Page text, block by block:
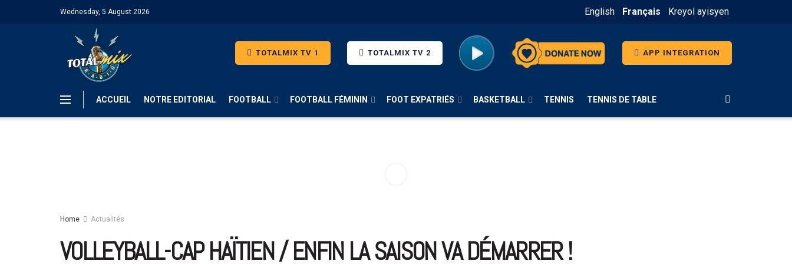
Wednesday, 5 August 2026 English Français Kreyol ayisyen
TOTALMIX TV 1 TOTALMIX TV 2 APP INTEGRATION
ACCUEIL NOTRE EDITORIAL FOOTBALL FOOTBALL FÉMININ FOOT EXPATRIÉS BASKETBALL TENNIS TENNIS DE TABLE
Home Actualités
VOLLEYBALL-CAP HAÏTIEN / ENFIN LA SAISON VA DÉMARRER !